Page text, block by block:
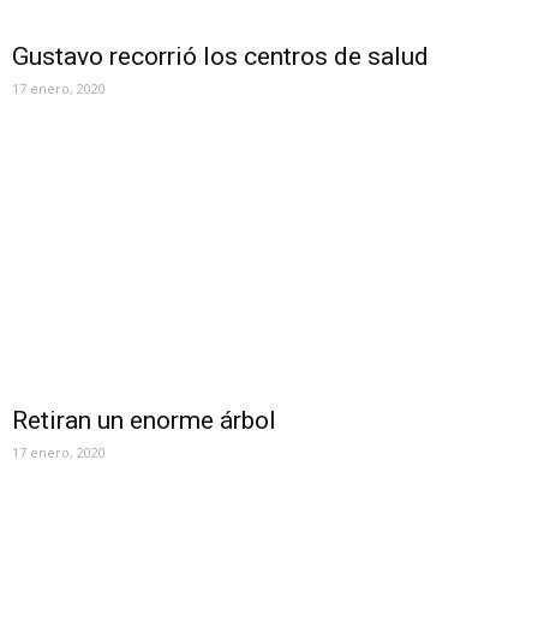
Gustavo recorrió los centros de salud
17 enero, 2020
Retiran un enorme árbol
17 enero, 2020